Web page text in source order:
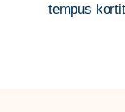
tempus